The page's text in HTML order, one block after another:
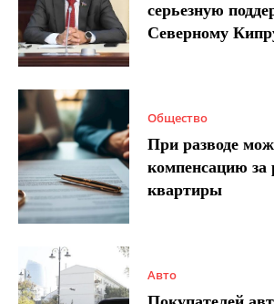
серьезную
Северному
Общество
При разводе
компенсацию за
квартиры
Авто